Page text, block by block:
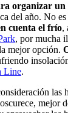
organizar
del año. No
cuenta el frío,
, por mucha
mejor opción.
Line.
las
mejor